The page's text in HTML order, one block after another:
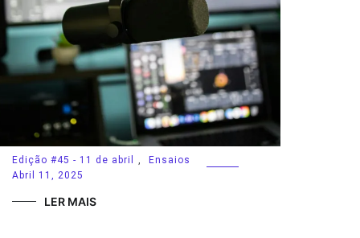
Edição #45 - 11 de abril ,
Ensaios
Abril 11, 2025
LER MAIS